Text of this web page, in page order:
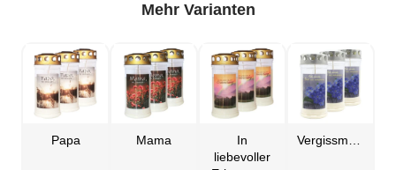
Mehr Varianten
Papa Mama
In
liebevoller